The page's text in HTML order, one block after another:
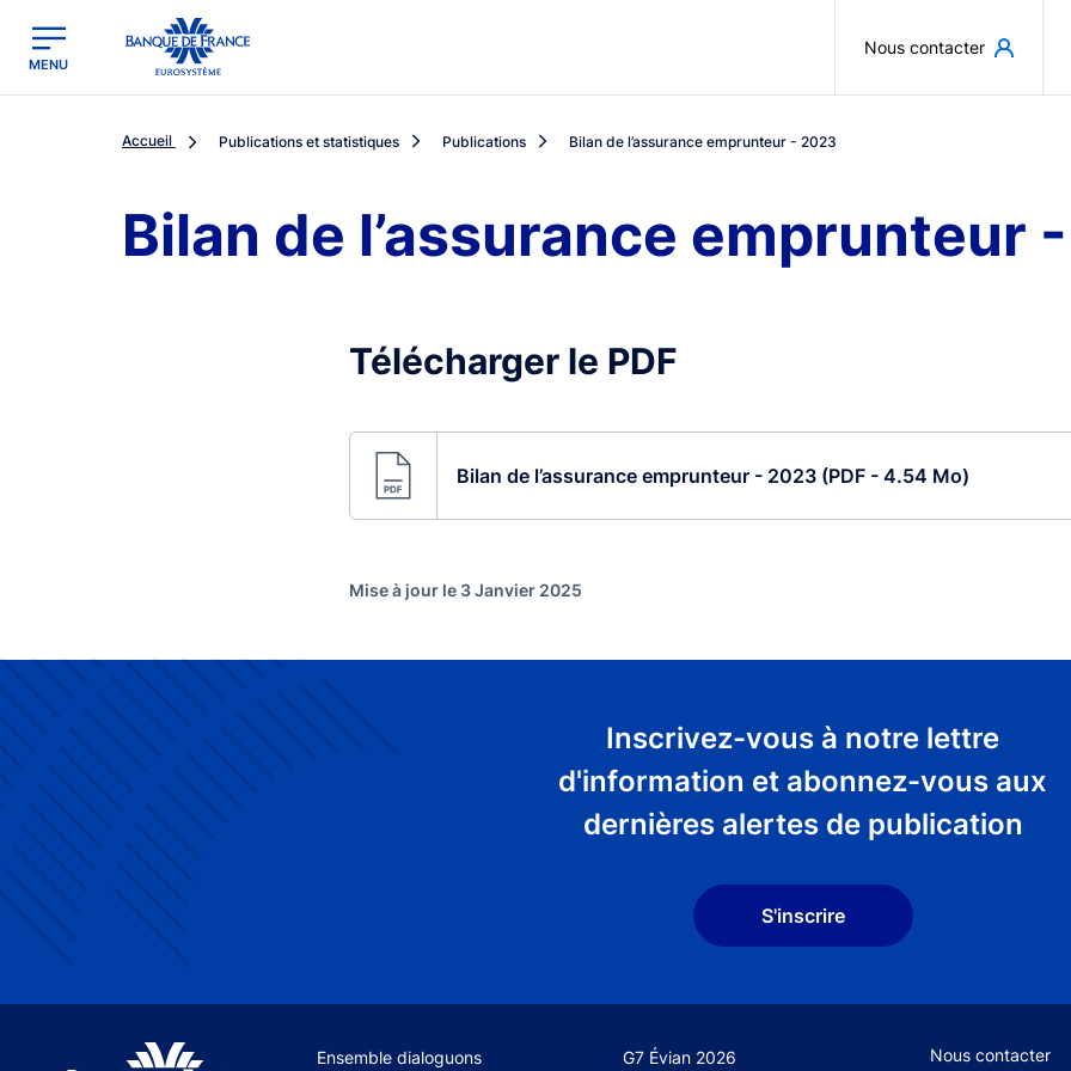
Banque de France - Menu Principal
MENU
Nous contacter
Accueil Publications et statistiques Publications Bilan de l’assurance emprunteur - 2023
Bilan de l’assurance emprunteur
Télécharger le PDF
Bilan de l’assurance emprunteur - 2023 (PDF - 4.54 Mo)
Mise à jour le 3 Janvier 2025
Inscrivez-vous à notre lettre
d'information et abonnez-vous aux
dernières alertes de publication
S'inscrire
Site navigation
Ensemble dialoguons G7 Évian 2026 Footer secondary
Nous contacter